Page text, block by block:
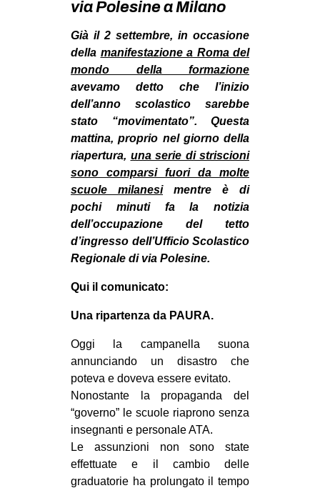
MOBILITAZIONI
SPAZI
SPORT POPOLARE
AMBIENTE
ANTIFASCISMO
DIRITTO ALL’ABITARE
GENERI
MIGRAZIONI
CULTURE
ARTE
CINEMA
MANIFESTI
MUSICA
RECENSIONI
via Polesine a Milano
Già il 2 settembre, in occasione
della manifestazione a Roma del
mondo della formazione
avevamo detto che l’inizio
dell’anno scolastico sarebbe
stato “movimentato”. Questa
mattina, proprio nel giorno della
riapertura, una serie di striscioni
sono comparsi fuori da molte
scuole milanesimentre è di
pochi minuti fa la notizia
dell’occupazione del tetto
d’ingresso dell’Ufficio Scolastico
Regionale di via Polesine.
Qui il comunicato:
Una ripartenza da PAURA.
Oggi la campanella suona
annunciando un disastro che
poteva e doveva essere evitato.
Nonostante la propaganda del
“governo” le scuole riaprono senza
insegnanti e personale ATA.
Le assunzioni non sono state
effettuate e il cambio delle
graduatorie ha prolungato il tempo